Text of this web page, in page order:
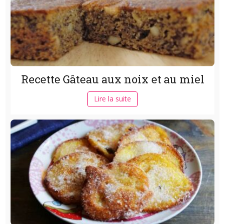
Recette Gâteau aux noix et au miel
Lire la suite